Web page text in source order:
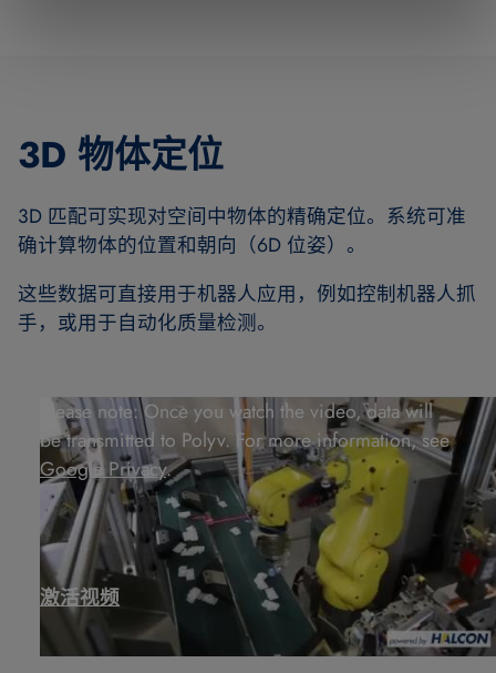
3D 物体定位
3D 匹配可实现对空间中物体的精确定位。系统可准
确计算物体的位置和朝向（6D 位姿）。
这些数据可直接用于机器人应用，例如控制机器人抓
手，或用于自动化质量检测。
Please note: Once you watch the video, data will
be transmitted to Polyv. For more information, see
Google Privacy.
激活视频